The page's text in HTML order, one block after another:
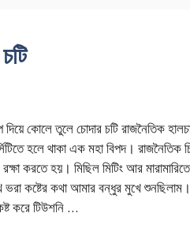
দিয়ে কোলে তুলে চোদার চটি রাজনৈতিক
হলে থাকা এক মহা বিপদ। রাজনৈতিক
করতে হয়। মিছিল মিটিং আর
কষ্টের কথা আমার বন্ধুর মুখে
করে টিউশনি …